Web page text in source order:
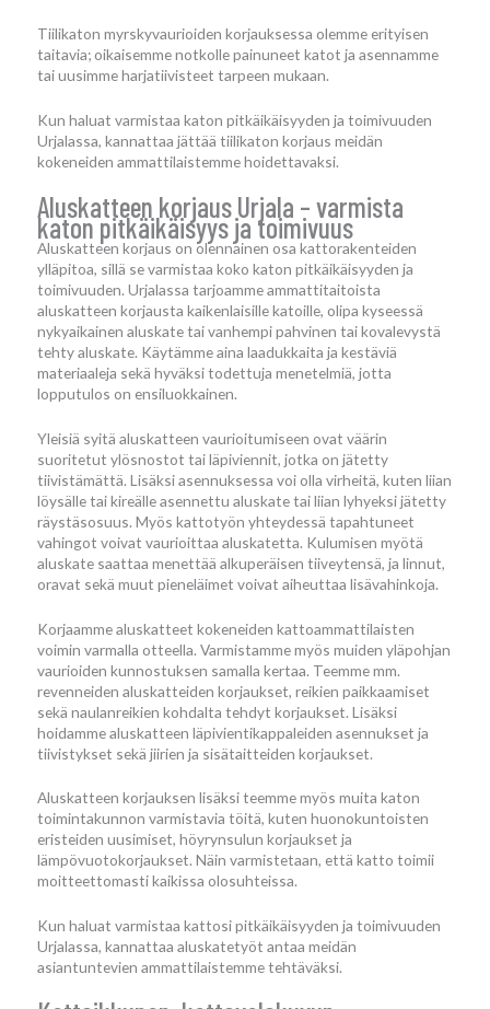
Tiilikaton myrskyvaurioiden korjauksessa olemme erityisen
taitavia; oikaisemme notkolle painuneet katot ja asennamme
tai uusimme harjatiivisteet tarpeen mukaan.
Kun haluat varmistaa katon pitkäikäisyyden ja toimivuuden
Urjalassa, kannattaa jättää tiilikaton korjaus meidän
kokeneiden ammattilaistemme hoidettavaksi.
Aluskatteen korjaus Urjala – varmista
katon pitkäikäisyys ja toimivuus
Aluskatteen korjaus on olennainen osa kattorakenteiden
ylläpitoa, sillä se varmistaa koko katon pitkäikäisyyden ja
toimivuuden. Urjalassa tarjoamme ammattitaitoista
aluskatteen korjausta kaikenlaisille katoille, olipa kyseessä
nykyaikainen aluskate tai vanhempi pahvinen tai kovalevystä
tehty aluskate. Käytämme aina laadukkaita ja kestäviä
materiaaleja sekä hyväksi todettuja menetelmiä, jotta
lopputulos on ensiluokkainen.
Yleisiä syitä aluskatteen vaurioitumiseen ovat väärin
suoritetut ylösnostot tai läpiviennit, jotka on jätetty
tiivistämättä. Lisäksi asennuksessa voi olla virheitä, kuten liian
löysälle tai kireälle asennettu aluskate tai liian lyhyeksi jätetty
räystäsosuus. Myös kattotyön yhteydessä tapahtuneet
vahingot voivat vaurioittaa aluskatetta. Kulumisen myötä
aluskate saattaa menettää alkuperäisen tiiveytensä, ja linnut,
oravat sekä muut pieneläimet voivat aiheuttaa lisävahinkoja.
Korjaamme aluskatteet kokeneiden kattoammattilaisten
voimin varmalla otteella. Varmistamme myös muiden yläpohjan
vaurioiden kunnostuksen samalla kertaa. Teemme mm.
revenneiden aluskatteiden korjaukset, reikien paikkaamiset
sekä naulanreikien kohdalta tehdyt korjaukset. Lisäksi
hoidamme aluskatteen läpivientikappaleiden asennukset ja
tiivistykset sekä jiirien ja sisätaitteiden korjaukset.
Aluskatteen korjauksen lisäksi teemme myös muita katon
toimintakunnon varmistavia töitä, kuten huonokuntoisten
eristeiden uusimiset, höyrynsulun korjaukset ja
lämpövuotokorjaukset. Näin varmistetaan, että katto toimii
moitteettomasti kaikissa olosuhteissa.
Kun haluat varmistaa kattosi pitkäikäisyyden ja toimivuuden
Urjalassa, kannattaa aluskatetyöt antaa meidän
asiantuntevien ammattilaistemme tehtäväksi.